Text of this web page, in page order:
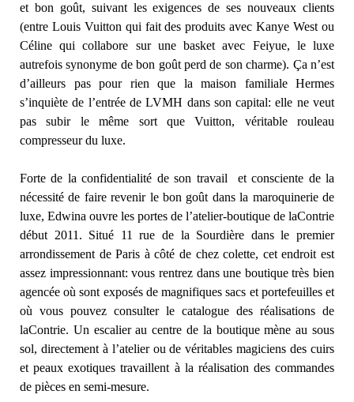
et bon goût, suivant les exigences de ses nouveaux clients
(entre Louis Vuitton qui fait des produits avec Kanye West ou
Céline qui collabore sur une basket avec Feiyue, le luxe
autrefois synonyme de bon goût perd de son charme). Ça n’est
d’ailleurs pas pour rien que la maison familiale Hermes
s’inquiète de l’entrée de LVMH dans son capital: elle ne veut
pas subir le même sort que Vuitton, véritable rouleau
compresseur du luxe.
Forte de la confidentialité de son travail et consciente de la
nécessité de faire revenir le bon goût dans la maroquinerie de
luxe, Edwina ouvre les portes de l’atelier-boutique de laContrie
début 2011. Situé 11 rue de la Sourdière dans le premier
arrondissement de Paris à côté de chez colette, cet endroit est
assez impressionnant: vous rentrez dans une boutique très bien
agencée où sont exposés de magnifiques sacs et portefeuilles et
où vous pouvez consulter le catalogue des réalisations de
laContrie. Un escalier au centre de la boutique mène au sous
sol, directement à l’atelier ou de véritables magiciens des cuirs
et peaux exotiques travaillent à la réalisation des commandes
de pièces en semi-mesure.